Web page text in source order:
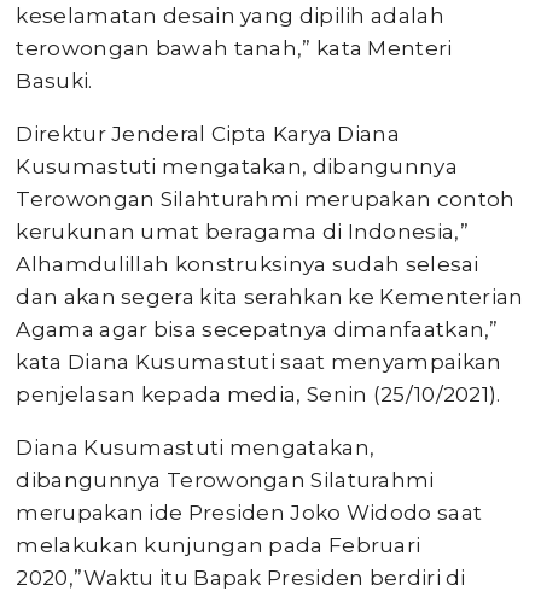
keselamatan desain yang dipilih adalah
terowongan bawah tanah,” kata Menteri
Basuki.
Direktur Jenderal Cipta Karya Diana
Kusumastuti mengatakan, dibangunnya
Terowongan Silahturahmi merupakan contoh
kerukunan umat beragama di Indonesia,”
Alhamdulillah konstruksinya sudah selesai
dan akan segera kita serahkan ke Kementerian
Agama agar bisa secepatnya dimanfaatkan,”
kata Diana Kusumastuti saat menyampaikan
penjelasan kepada media, Senin (25/10/2021).
Diana Kusumastuti mengatakan,
dibangunnya Terowongan Silaturahmi
merupakan ide Presiden Joko Widodo saat
melakukan kunjungan pada Februari
2020,”Waktu itu Bapak Presiden berdiri di